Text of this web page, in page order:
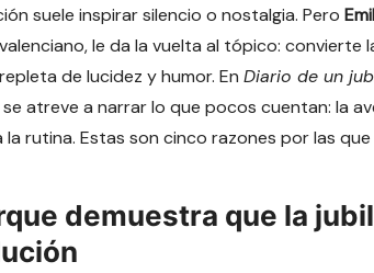
suele inspirar silencio o nostalgia. Pero
le da la vuelta al tópico: convierte
de lucidez y humor. En Diario de un
atreve a narrar lo que pocos cuentan: la
la rutina. Estas son cinco razones por las
demuestra que la